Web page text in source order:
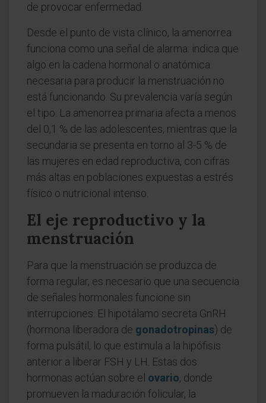
de provocar enfermedad.
Desde el punto de vista clínico, la amenorrea
funciona como una señal de alarma: indica que
algo en la cadena hormonal o anatómica
necesaria para producir la menstruación no
está funcionando. Su prevalencia varía según
el tipo. La amenorrea primaria afecta a menos
del 0,1 % de las adolescentes, mientras que la
secundaria se presenta en torno al 3-5 % de
las mujeres en edad reproductiva, con cifras
más altas en poblaciones expuestas a estrés
físico o nutricional intenso.
El eje reproductivo y la
menstruación
Para que la menstruación se produzca de
forma regular, es necesario que una secuencia
de señales hormonales funcione sin
interrupciones. El hipotálamo secreta GnRH
(hormona liberadora de gonadotropinas) de
forma pulsátil, lo que estimula a la hipófisis
anterior a liberar FSH y LH. Estas dos
hormonas actúan sobre el ovario, donde
promueven la maduración folicular, la